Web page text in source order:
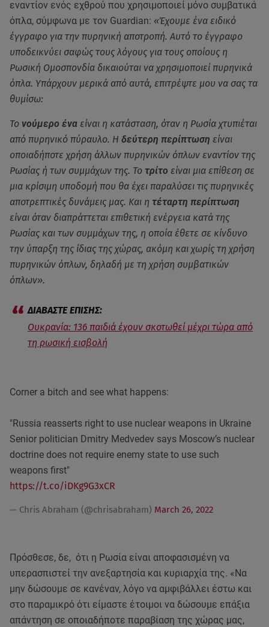
εναντίον ενός εχθρού που χρησιμοποιεί μόνο συμβατικά
όπλα, σύμφωνα με τον Guardian: «Έχουμε ένα ειδικό
έγγραφο για την πυρηνική αποτροπή. Αυτό το έγγραφο
υποδεικνύει σαφώς τους λόγους για τους οποίους η
Ρωσική Ομοσπονδία δικαιούται να χρησιμοποιεί πυρηνικά
όπλα. Υπάρχουν μερικά από αυτά, επιτρέψτε μου να σας τα
θυμίσω:
Το νούμερο ένα είναι η κατάσταση, όταν η Ρωσία χτυπιέται
από πυρηνικό πύραυλο. Η δεύτερη περίπτωση είναι
οποιαδήποτε χρήση άλλων πυρηνικών όπλων εναντίον της
Ρωσίας ή των συμμάχων της. Το τρίτο είναι μια επίθεση σε
μια κρίσιμη υποδομή που θα έχει παραλύσει τις πυρηνικές
αποτρεπτικές δυνάμεις μας. Και η τέταρτη περίπτωση
είναι όταν διαπράττεται επιθετική ενέργεια κατά της
Ρωσίας και των συμμάχων της, η οποία έθετε σε κίνδυνο
την ύπαρξη της ίδιας της χώρας, ακόμη και χωρίς τη χρήση
πυρηνικών όπλων, δηλαδή με τη χρήση συμβατικών
όπλων».
Ουκρανία: 136 παιδιά έχουν σκοτωθεί μέχρι τώρα από
τη ρωσική εισβολή
Corner a bitch and see what happens:
"Russia reasserts right to use nuclear weapons in Ukraine
Senior politician Dmitry Medvedev says Moscow’s nuclear
doctrine does not require enemy state to use such
weapons first"
https://t.co/iDKg9G3xCR
— Chris Abraham (@chrisabraham) March 26, 2022
Πρόσθεσε, δε, ότι η Ρωσία είναι αποφασισμένη να
υπερασπιστεί την ανεξαρτησία και κυριαρχία της. «Να
μην δώσουμε σε κανέναν, λόγο να αμφιβάλλει έστω και
στο παραμικρό ότι είμαστε έτοιμοι να δώσουμε επάξια
απάντηση σε οποιαδήποτε παραβίαση της χώρας μας,